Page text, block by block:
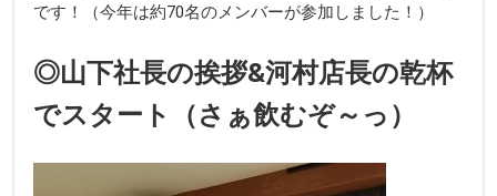
です！（今年は約70名のメンバーが参加しました！）
◎山下社長の挨拶&河村店長の乾杯
でスタート（さぁ飲むぞ～っ）